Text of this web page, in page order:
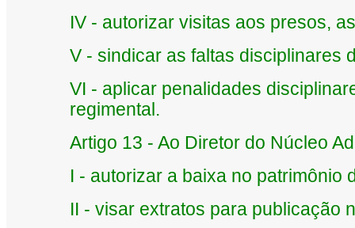
IV - autorizar visitas aos presos,
V - sindicar as faltas disciplinares
VI - aplicar penalidades
regimental.
Artigo 13 - Ao Diretor do Núcleo
I - autorizar a baixa no patrimônio
II - visar extratos para publicação